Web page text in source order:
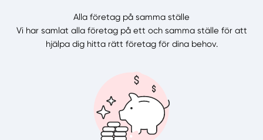
Alla företag på samma ställe
Vi har samlat alla företag på ett och samma ställe för att
hjälpa dig hitta rätt företag för dina behov.